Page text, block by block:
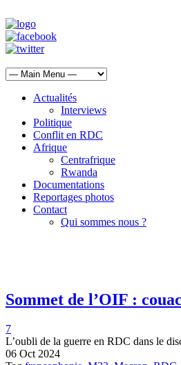
Actualités
Interviews
Politique
Conflit en RDC
Afrique
Centrafrique
Rwanda
Documentations
Reportages photos
Contact
Qui sommes nous ?
Sommet de l’OIF :
7
L’oubli de la guerre en RDC dans le
06 Oct 2024